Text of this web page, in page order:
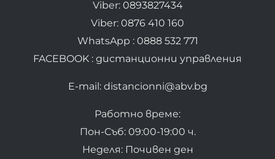
Viber: 0893827434
Viber: 0876 410 160
WhatsApp : 0888 532 771
FACEBOOK : дистанционни управления
E-mail: distancionni@abv.bg
Работно време:
Пон-Съб: 09:00-19:00 ч.
Неделя: Почивен ден